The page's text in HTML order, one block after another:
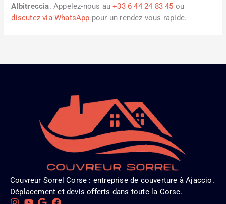
Albitreccia. Appelez-nous au+33 6 44 24 83 45 ou
discutez via WhatsApp pour un rendez-vous rapide.
Couvreur Sorrel Corse : entreprise de couverture à Ajaccio.
Déplacement et devis offerts dans toute la Corse.